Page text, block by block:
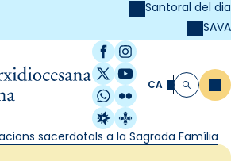
Santoral del dia
SAVA
Facebook
Instagram
X / Twitter
YouTube
WhatsApp
Flickr
Radio Estel
Catalunya
CA Cerca
sacerdotals a la Sagrada Família